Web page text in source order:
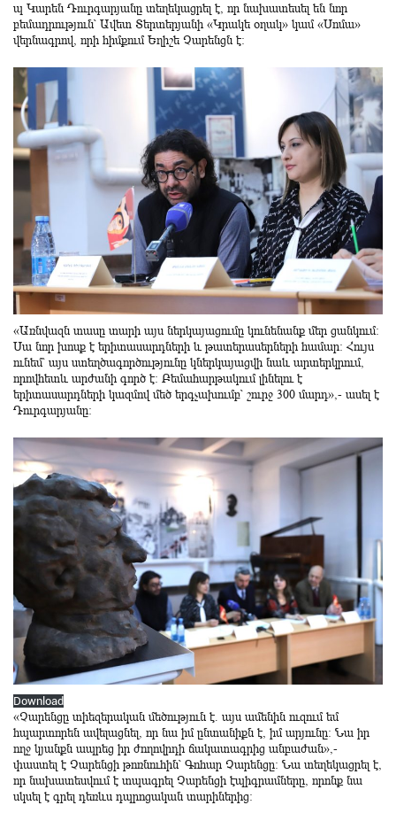
պ Կարեն Դուրգարյանը տեղեկացրել է, որ նախատեսել են նոր
բեմադրություն՝ Ավետ Տերտերյանի «Կրակե օղակ» կամ «Սոմա»
վերնագրով, որի հիմքում Եղիշե Չարենցն է:
«Առնվազն տասը տարի այս ներկայացումը կունենանք մեր ցանկում:
Սա նոր խոսք է երիտասարդների և թատերասերների համար: Հույս
ունեմ՝ այս ստեղծագործությունը կներկայացվի նաև արտերկրում,
որովհետև արժանի գործ է: Բեմահարթակում լինելու է
երիտասարդների կազմով մեծ երգչախումբ՝ շուրջ 300 մարդ»,- ասել է
Դուրգարյանը:
Download
«Չարենցը տիեզերական մեծություն է. այս ամենին ուզում եմ
հպարտորեն ավելացնել, որ նա իմ ընտանիքն է, իմ արյունը: Նա իր
ողջ կյանքն ապրեց իր ժողովրդի ճակատագրից անբաժան»,-
փաստել է Չարենցի թոռնուհին՝ Գոհար Չարենցը: Նա տեղեկացրել է,
որ նախատեսվում է տպագրել Չարենցի էպիգրամները, որոնք նա
սկսել է գրել դեռևս դպրոցական տարիներից: